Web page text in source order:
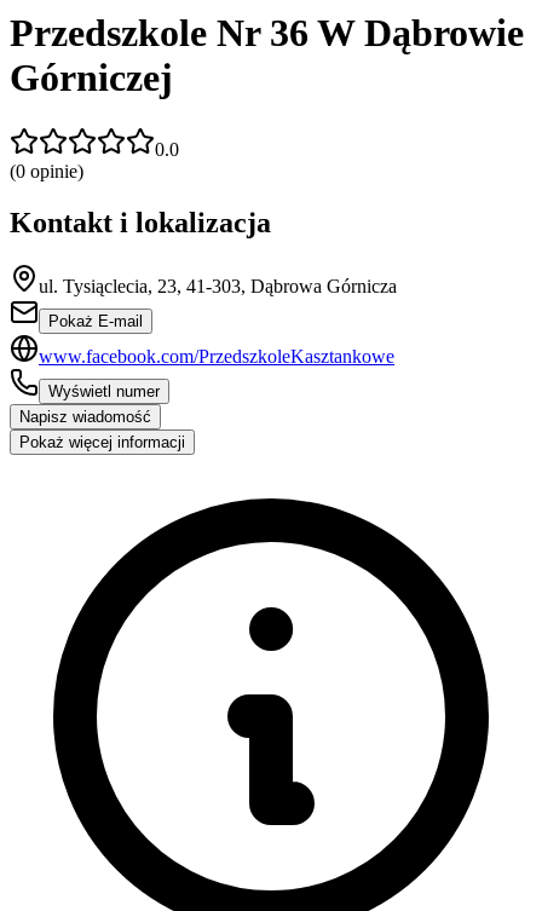
Przedszkole Nr 36 W Dąbrowie
Górniczej
0.0
(0 opinie)
Kontakt i lokalizacja
ul. Tysiąclecia, 23, 41-303, Dąbrowa Górnicza
Pokaż E-mail
www.facebook.com/PrzedszkoleKasztankowe
Wyświetl numer
Napisz wiadomość
Pokaż więcej informacji